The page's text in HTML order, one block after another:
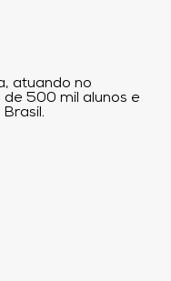
atuando no
500 mil alunos e